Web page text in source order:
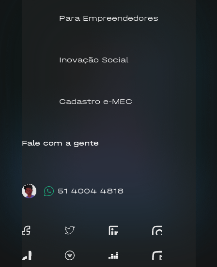
Para Empreendedores
Inovação Social
Cadastro e-MEC
Fale com a gente
51 4004 4818